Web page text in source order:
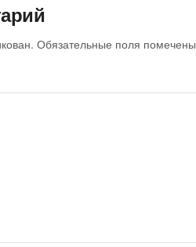
Обязательные поля помечены